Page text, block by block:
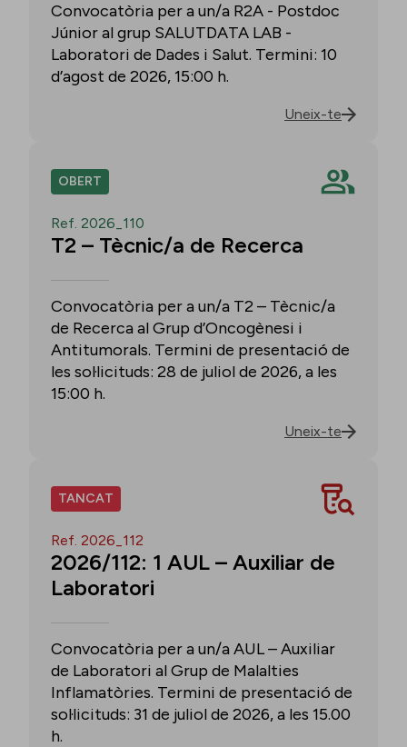
Convocatòria per a un/a R2A - Postdoc
Júnior al grup SALUTDATA LAB -
Laboratori de Dades i Salut. Termini: 10
d’agost de 2026, 15:00 h.
Uneix-te
OBERT
Ref. 2026_110
T2 – Tècnic/a de Recerca
Convocatòria per a un/a T2 – Tècnic/a
de Recerca al Grup d’Oncogènesi i
Antitumorals. Termini de presentació de
les sol·licituds: 28 de juliol de 2026, a les
15:00 h.
Uneix-te
TANCAT
Ref. 2026_112
2026/112: 1 AUL – Auxiliar de
Laboratori
Convocatòria per a un/a AUL – Auxiliar
de Laboratori al Grup de Malalties
Inflamatòries. Termini de presentació de
sol·licituds: 31 de juliol de 2026, a les 15.00
h.